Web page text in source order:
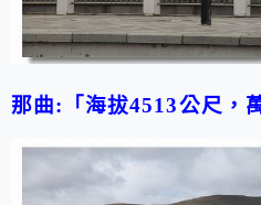
那曲:「海拔4513公尺，